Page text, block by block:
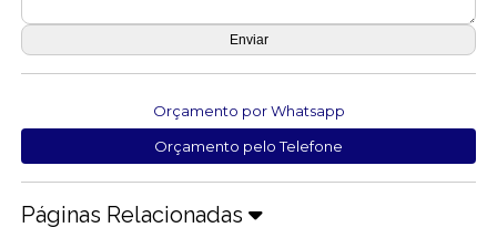
Orçamento por Whatsapp
Orçamento pelo Telefone
Páginas Relacionadas